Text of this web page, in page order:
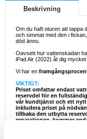
Beskrivning
Om du haft oturen att tappa
och simmat med den i
död ännu.
Oavsett hur vattenskadan
iPad Air (2022) åt dig mycket
Vi har en
VIKTIGT:
Priset omfattar endast
reservdel för en
vår kundtjänst och ett
inkludera priset på
tillbaka den utbytta
reparationen, kommer
Många telekomföretag